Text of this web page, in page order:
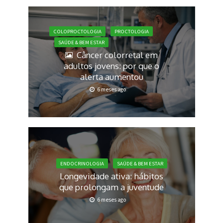
COLOPROCTOLOGIA
PROCTOLOGIA
SAÚDE & BEM ESTAR
Câncer colorretal em
adultos jovens: por que o
alerta aumentou
6 meses ago
ENDOCRINOLOGIA SAÚDE & BEM ESTAR
Longevidade ativa: hábitos
que prolongam a juventude
6 meses ago